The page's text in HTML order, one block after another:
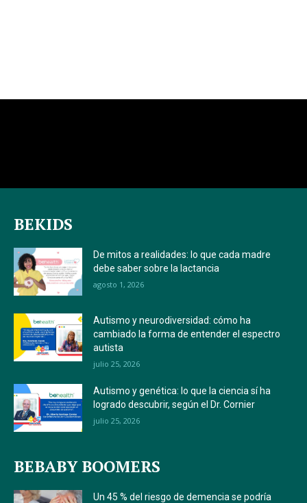
BEKIDS
De mitos a realidades: lo que cada madre
debe saber sobre la lactancia
agosto 1, 2026
Autismo y neurodiversidad: cómo ha
cambiado la forma de entender el espectro
autista
julio 25, 2026
Autismo y genética: lo que la ciencia sí ha
logrado descubrir, según el Dr. Cornier
julio 25, 2026
BEBABY BOOMERS
Un 45 % del riesgo de demencia se podría